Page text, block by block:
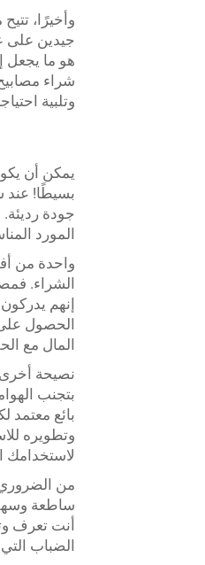
وأخيرًا،
جيدين على
هو ما يجعل
شراء
وتلبية
يمكن أن
بسيطًا! عند
جودة
المورد
واحدة من
الشراء.
إنهم
الحصول
المال مع
نصيحة
بتجنب
بائع معتمد
وتطويره
لاستخدامك
من
أنت تعرف
الضباب